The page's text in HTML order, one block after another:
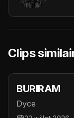
Clips
BURIRAM
Dyce